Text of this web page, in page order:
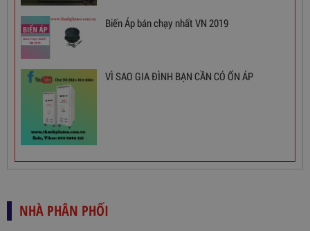
Ổn Áp 1 Pha SH 5000 II NEW 2020
3,380,000đ
Biến Áp bán chạy nhất VN 2019
VÌ SAO GIA ĐÌNH BẠN CẦN CÓ ỔN ÁP
NHÀ PHÂN PHỐI